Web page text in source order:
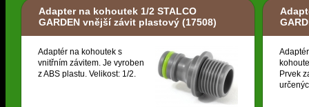
Adapter na kohoutek 1/2 STALCO
GARDEN vnější závit plastový (17508)
Adaptér na kohoutek s
vnitřním závitem. Je vyroben
z ABS plastu. Velikost: 1/2.
Prvek